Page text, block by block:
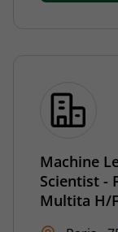
Machine
Scientist -
Multita H/F